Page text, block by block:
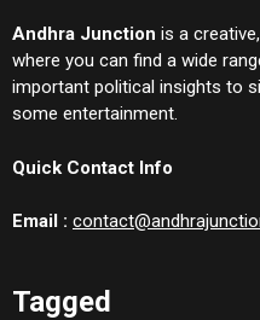
Andhra Junction is a
where you can find a wide
important political insights to
some entertainment.
Quick Contact Info
Email :
Tagged